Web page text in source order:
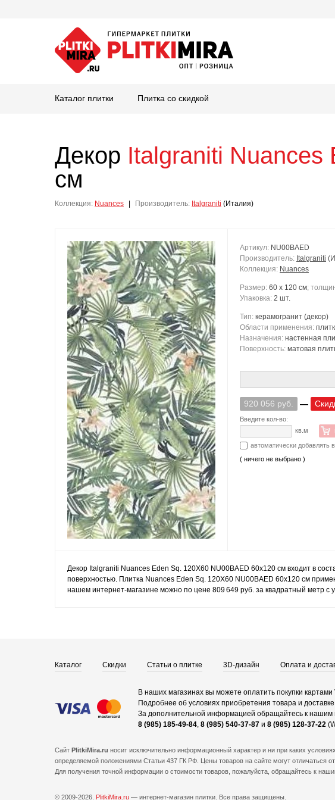
Каталог плитки Плитка со скидкой
Декор Italgraniti Nuances
см
Коллекция: Nuances Производитель: Italgraniti (Италия)
Артикул: NU00BAED
Производитель: Italgraniti
Коллекция: Nuances
Размер: 60 x 120 см;
Упаковка: 2 шт.
Тип: керамогранит (декор)
Области применения:
Назначения: настенная
Поверхность: матовая
920 056 руб. —
Введите кол-во:
кв.м
автоматически добавлять
( ничего не выбрано )
Декор Italgraniti Nuances Eden Sq. 120X60 NU00BAED 60x120 см входит в
поверхностью. Плитка Nuances Eden Sq. 120X60 NU00BAED 60x120 см
нашем интернет-магазине можно по цене 809 649 руб. за квадратный метр с
Каталог Скидки Статьи о плитке 3D-дизайн Оплата и
В наших магазинах вы можете оплатить покупки картами
Подробнее об условиях приобретения товара и
За дополнительной информацией обращайтесь к
8 (985) 185-49-84, 8 (985) 540-37-87 и 8 (985) 128-37-22
Сайт PlitkiMira.ru носит исключительно информационный характер и ни при каких
определяемой положениями Статьи 437 ГК РФ. Цены товаров на сайте могут отличаться
Для получения точной информации о стоимости товаров, пожалуйста, обращайтесь к
© 2009-2026. PlitkiMira.ru — интернет-магазин плитки. Все права защищены.